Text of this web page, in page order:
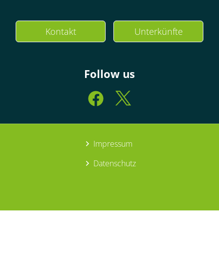
Kontakt Unterkünfte
Follow us
Impressum
Datenschutz